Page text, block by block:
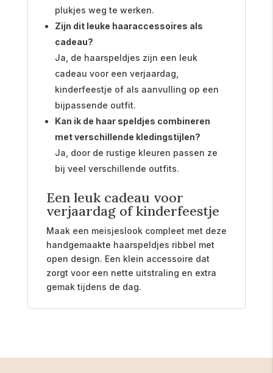
plukjes weg te werken.
Zijn dit leuke haaraccessoires als
cadeau?
Ja, de haarspeldjes zijn een leuk
cadeau voor een verjaardag,
kinderfeestje of als aanvulling op een
bijpassende outfit.
Kan ik de haar speldjes combineren
met verschillende kledingstijlen?
Ja, door de rustige kleuren passen ze
bij veel verschillende outfits.
Een leuk cadeau voor
verjaardag of kinderfeestje
Maak een meisjeslook compleet met deze
handgemaakte haarspeldjes ribbel met
open design. Een klein accessoire dat
zorgt voor een nette uitstraling en extra
gemak tijdens de dag.